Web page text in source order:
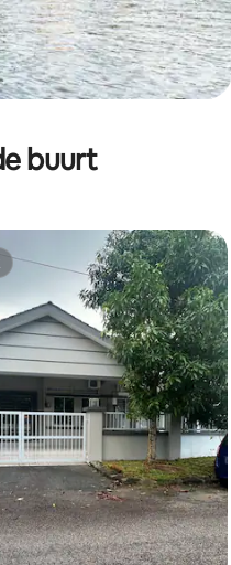
buurt
van 5 op 5, 8 recensies